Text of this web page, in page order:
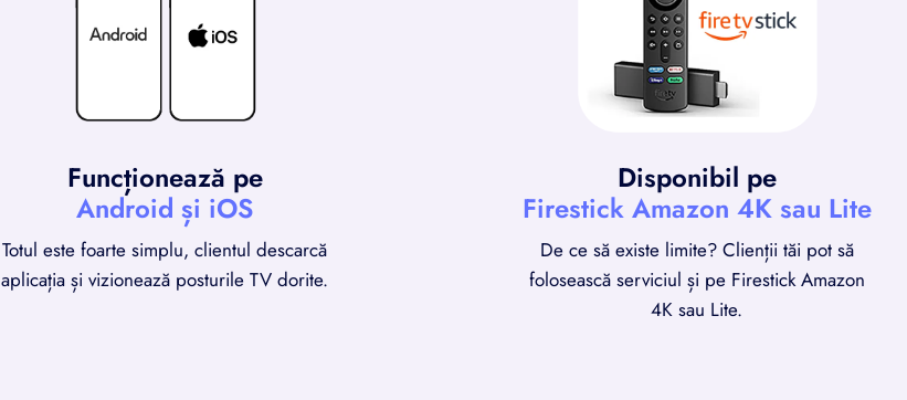
Funcționează pe
Android și iOS
Totul este foarte simplu, clientul descarcă
aplicația și vizionează posturile TV dorite.
Disponibil pe
Firestick Amazon 4K sau Lite
De ce să existe limite? Clienții tăi pot să
folosească serviciul și pe Firestick Amazon
4K sau Lite.